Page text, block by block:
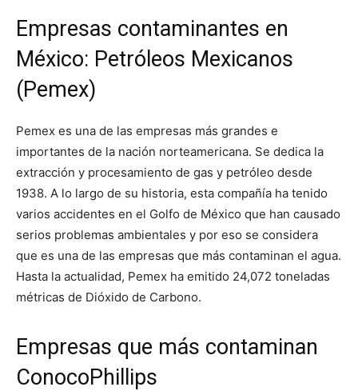
Empresas contaminantes en
México: Petróleos Mexicanos
(Pemex)
Pemex es una de las empresas más grandes e
importantes de la nación norteamericana. Se dedica la
extracción y procesamiento de gas y petróleo desde
1938. A lo largo de su historia, esta compañía ha tenido
varios accidentes en el Golfo de México que han causado
serios problemas ambientales y por eso se considera
que es una de las empresas que más contaminan el agua.
Hasta la actualidad, Pemex ha emitido 24,072 toneladas
métricas de Dióxido de Carbono.
Empresas que más contaminan
ConocoPhillips